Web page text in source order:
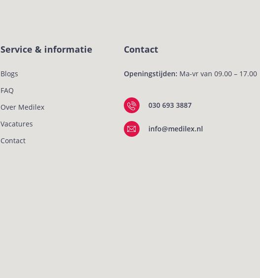
Service & informatie
Blogs
FAQ
Over Medilex
Vacatures
Contact
Contact
Openingstijden: Ma-vr van 09.00 – 17.00
030 693 3887
info@medilex.nl